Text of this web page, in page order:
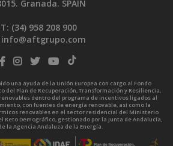
Granada. SPAIN
T: (34) 958 208 900
info@aftgrupo.com
una ayuda de la Unión Europea con cargo al Fondo
del Plan de Recuperación, Transformación y Resiliencia,
dentro del programa de incentivos ligados al
con fuentes de energía renovable, así como la
renovables en el sector residencial del Ministerio
Reto Demográfico, gestionado por la Junta de Andalucía,
la Agencia Andaluza de la Energía.